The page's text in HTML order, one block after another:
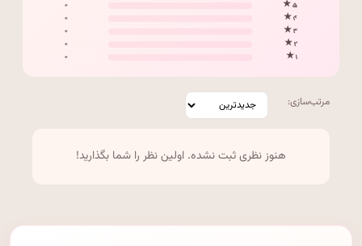
۵ ★
۰
۴ ★
۰
۳ ★
۰
۲ ★
۰
۱ ★
۰
مرتب‌سازی:
هنوز نظری ثبت نشده. اولین نظر را شما بگذارید!